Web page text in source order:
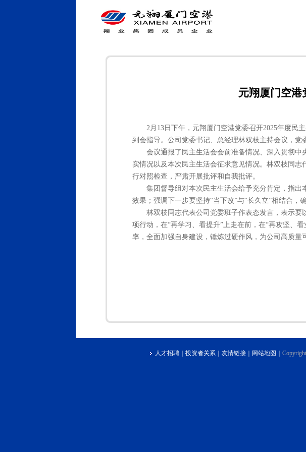
元翔厦门空港
2月13日下午，元翔厦门空港党委召开2025年度民
到会指导。公司党委书记、总经理林双枝主持会议，党
会议通报了民主生活会会前准备情况、深入贯彻
实情况以及本次民主生活会征求意见情况。林双枝同
行对照检查，严肃开展批评和自我批评。
集团督导组对本次民主生活会给予充分肯定，指
效果；强调下一步要坚持“当下改”与“长久立”相结合，
林双枝同志代表公司党委班子作表态发言，表示
项行动，在“再学习、看提升”上走在前，在“再攻坚、
率，全面加强自身建设，锤炼过硬作风，为公司高质量
人才招聘 投资者关系 友情链接 网站地图 Copyright